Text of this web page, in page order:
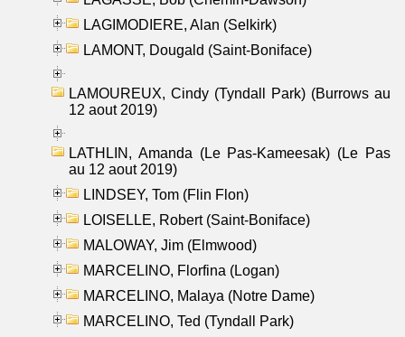
LAGIMODIERE, Alan (Selkirk)
LAMONT, Dougald (Saint-Boniface)
LAMOUREUX, Cindy (Tyndall Park) (Burrows au
12 aout 2019)
LATHLIN, Amanda (Le Pas-Kameesak) (Le Pas
au 12 aout 2019)
LINDSEY, Tom (Flin Flon)
LOISELLE, Robert (Saint-Boniface)
MALOWAY, Jim (Elmwood)
MARCELINO, Florfina (Logan)
MARCELINO, Malaya (Notre Dame)
MARCELINO, Ted (Tyndall Park)